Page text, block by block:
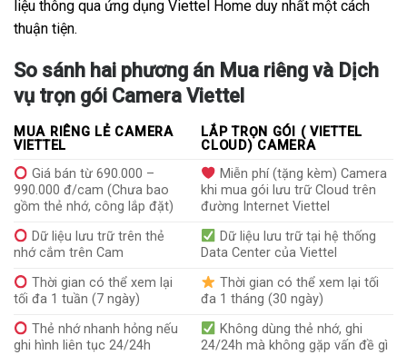
liệu thông qua ứng dụng Viettel Home duy nhất một cách
thuận tiện.
So sánh hai phương án Mua riêng và Dịch
vụ trọn gói Camera Viettel
MUA RIÊNG LẺ CAMERA
VIETTEL
LẮP TRỌN GÓI ( VIETTEL
CLOUD) CAMERA
Giá bán từ 690.000 –
990.000 đ/cam (Chưa bao
gồm thẻ nhớ, công lắp đặt)
Miễn phí (tặng kèm) Camera
khi mua gói lưu trữ Cloud trên
đường Internet Viettel
Dữ liệu lưu trữ trên thẻ
nhớ cắm trên Cam
Dữ liệu lưu trữ tại hệ thống
Data Center của Viettel
Thời gian có thể xem lại
tối đa 1 tuần (7 ngày)
Thời gian có thể xem lại tối
đa 1 tháng (30 ngày)
Thẻ nhớ nhanh hỏng nếu
ghi hình liên tục 24/24h
Không dùng thẻ nhớ, ghi
24/24h mà không gặp vấn đề gì